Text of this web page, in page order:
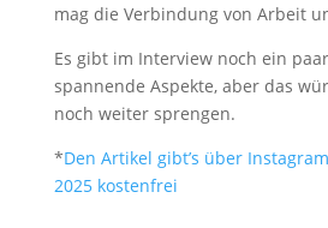
mag die Verbindung von Arbeit
Es gibt im Interview noch ein
spannende Aspekte, aber das
noch weiter sprengen.
*Den Artikel gibt’s über
2025 kostenfrei